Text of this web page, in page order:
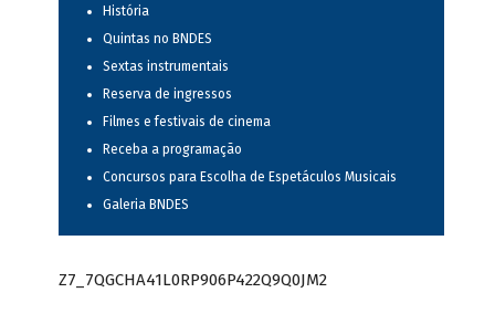
História
Quintas no BNDES
Sextas instrumentais
Reserva de ingressos
Filmes e festivais de cinema
Receba a programação
Concursos para Escolha de Espetáculos Musicais
Galeria BNDES
Z7_7QGCHA41L0RP906P422Q9Q0JM2